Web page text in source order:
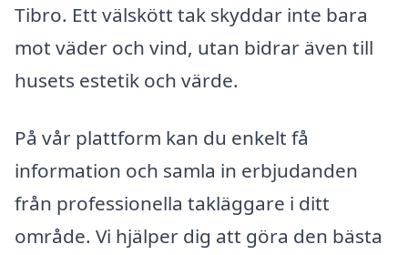
Tibro. Ett välskött tak skyddar inte bara
mot väder och vind, utan bidrar även till
husets estetik och värde.
På vår plattform kan du enkelt få
information och samla in erbjudanden
från professionella takläggare i ditt
område. Vi hjälper dig att göra den bästa